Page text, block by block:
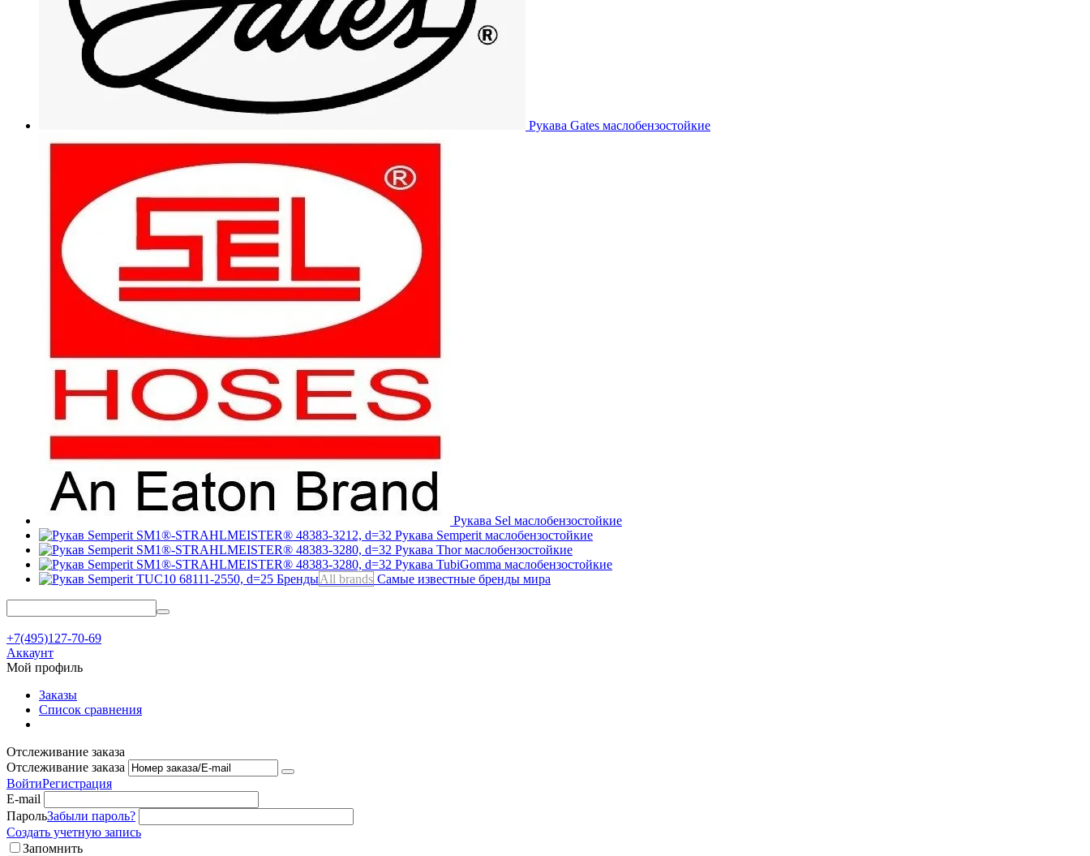
Рукава Gates маслобензостойкие
Рукава Sel маслобензостойкие
Рукава Semperit маслобензостойкие
Рукава Thorмаслобензостойкие
Рукава TubiGomma маслобензостойкие
БрендыAll brands Самые известные бренды мира
+7(495)127-70-69
Аккаунт
Мой профиль
Заказы
Список сравнения
Отслеживание заказа
Отслеживание заказа
ВойтиРегистрация
E-mail
ПарольЗабыли пароль?
Создать учетную запись
Запомнить